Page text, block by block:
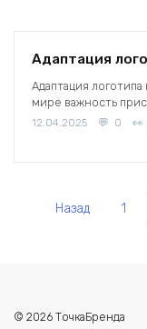
Адаптация
Адаптация
мире важность
12.04.2025 0
Пагинация
Назад 1
© 2026 ТочкаБренда